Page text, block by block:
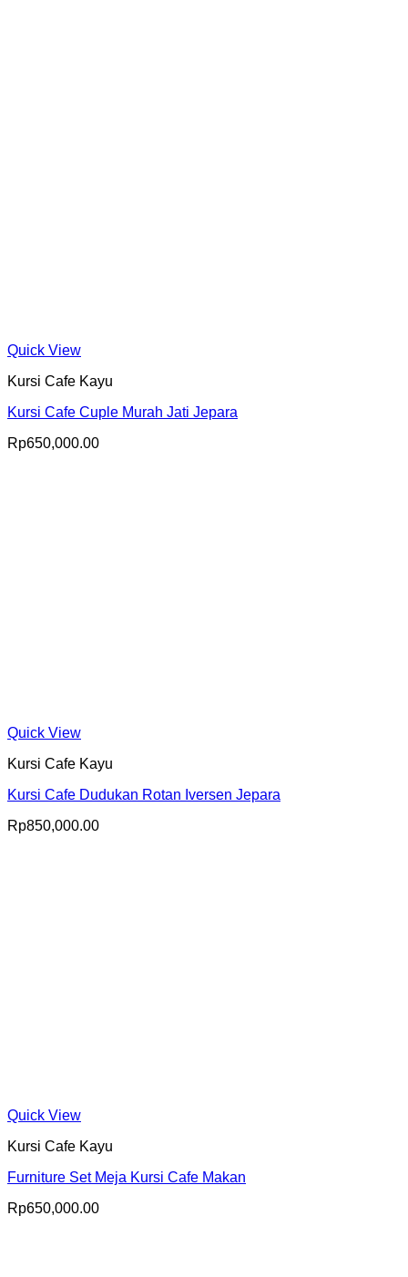
Quick View
Kursi Cafe Kayu
Kursi Cafe Cuple Murah Jati Jepara
Rp650,000.00
Quick View
Kursi Cafe Kayu
Kursi Cafe Dudukan Rotan Iversen Jepara
Rp850,000.00
Quick View
Kursi Cafe Kayu
Furniture Set Meja Kursi Cafe Makan
Rp650,000.00